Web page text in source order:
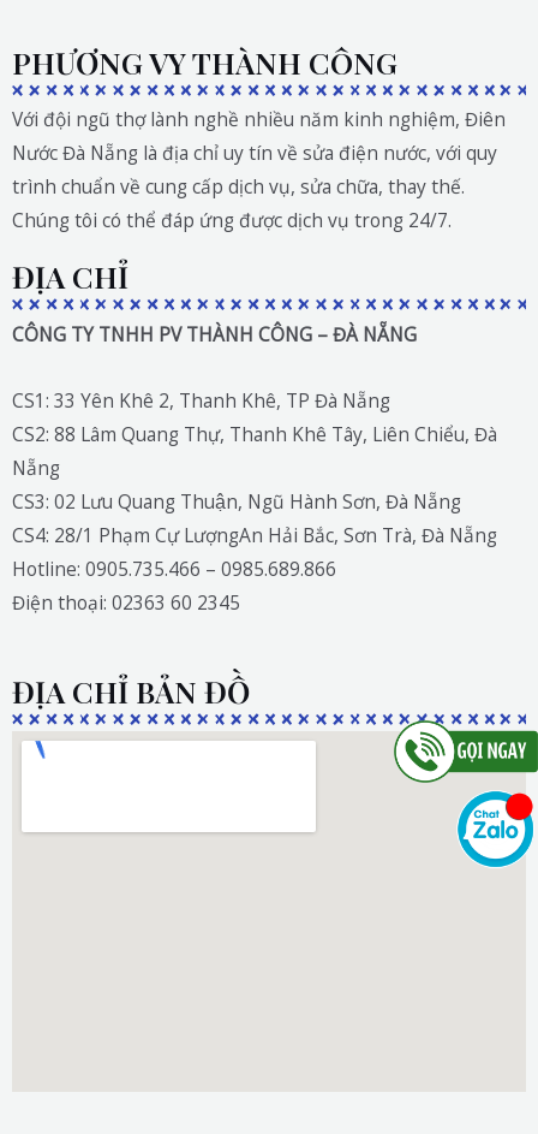
PHƯƠNG VY THÀNH CÔNG
Với đội ngũ thợ lành nghề nhiều năm kinh nghiệm, Điên
Nước Đà Nẵng là địa chỉ uy tín về sửa điện nước, với quy
trình chuẩn về cung cấp dịch vụ, sửa chữa, thay thế.
Chúng tôi có thể đáp ứng được dịch vụ trong 24/7.
ĐỊA CHỈ
CÔNG TY TNHH PV THÀNH CÔNG – ĐÀ NẴNG
CS1: 33 Yên Khê 2, Thanh Khê, TP Đà Nẵng
CS2: 88 Lâm Quang Thự, Thanh Khê Tây, Liên Chiểu, Đà
Nẵng
CS3: 02 Lưu Quang Thuận, Ngũ Hành Sơn, Đà Nẵng
CS4: 28/1 Phạm Cự LượngAn Hải Bắc, Sơn Trà, Đà Nẵng
Hotline: 0905.735.466 – 0985.689.866
Điện thoại: 02363 60 2345
ĐỊA CHỈ BẢN ĐỒ